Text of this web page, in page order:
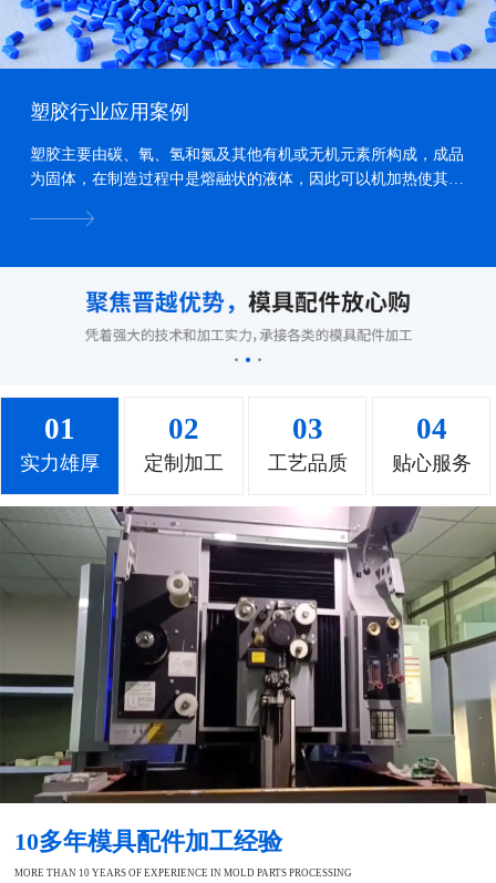
塑胶行业应用案例
塑胶主要由碳、氧、氢和氮及其他有机或无机元素所构成，成品
为固体，在制造过程中是熔融状的液体，因此可以机加热使其熔
01
实力雄厚
02
定制加工
03
工艺品质
04
贴心服务
10多年模具配件加工经验
MORE THAN 10 YEARS OF EXPERIENCE IN MOLD PARTS PROCESSING